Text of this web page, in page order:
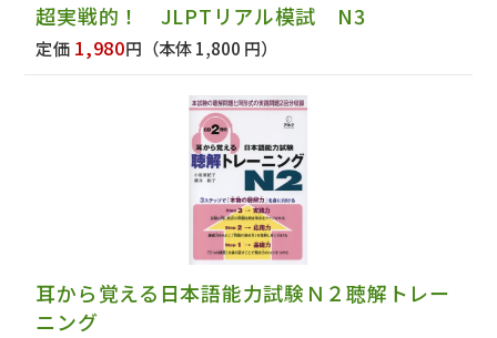
超実戦的！ JLPTリアル模試 N3
定価 1,980円 （本体 1,800 円）
耳から覚える日本語能力試験Ｎ２聴解トレー
ニング